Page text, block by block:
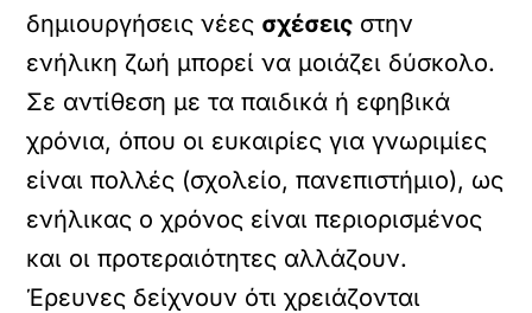
δημιουργήσεις νέες σχέσεις στην
ενήλικη ζωή μπορεί να μοιάζει δύσκολο.
Σε αντίθεση με τα παιδικά ή εφηβικά
χρόνια, όπου οι ευκαιρίες για γνωριμίες
είναι πολλές (σχολείο, πανεπιστήμιο), ως
ενήλικας ο χρόνος είναι περιορισμένος
και οι προτεραιότητες αλλάζουν.
Έρευνες δείχνουν ότι χρειάζονται